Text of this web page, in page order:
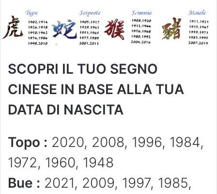
SCOPRI IL TUO SEGNO
CINESE IN BASE ALLA TUA
DATA DI NASCITA
Topo : 2020, 2008, 1996, 1984,
1972, 1960, 1948
Bue : 2021, 2009, 1997, 1985,